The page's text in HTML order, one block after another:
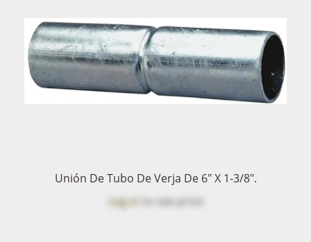
Unión De Tubo De Verja De 6" X 1-3/8".
Log into see price